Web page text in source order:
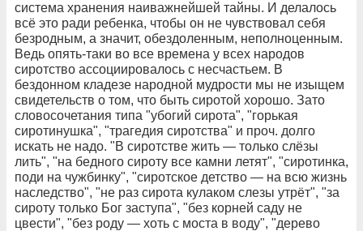
система хранения наиважнейшей тайны. И делалось
всё это ради ребенка, чтобы он не чувствовал себя
безродным, а значит, обездоленным, неполноценным.
Ведь опять-таки во все времена у всех народов
сиротство ассоциировалось с несчастьем. В
бездонном кладезе народной мудрости мы не изыщем
свидетельств о том, что быть сиротой хорошо. Зато
словосочетания типа "убогий сирота", "горькая
сиротинушка", "трагедия сиротства" и проч. долго
искать не надо. "В сиротстве жить — только слёзы
лить", "на бедного сироту все камни летят", "сиротинка,
поди на чужбинку", "сиротское детство — на всю жизнь
наследство", "не раз сирота кулаком слезы утрёт", "за
сироту только Бог заступа", "без корней саду не
цвести", "без роду — хоть с моста в воду", "дерево